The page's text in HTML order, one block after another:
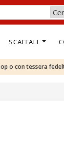
SCAFFALI
o con tessera